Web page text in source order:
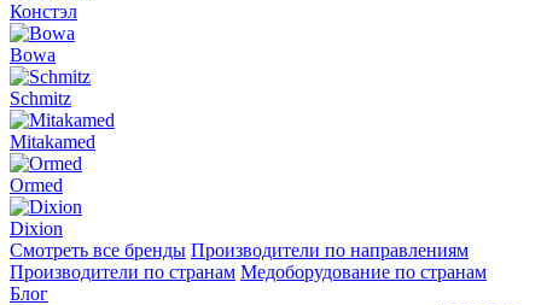
Констэл
Bowa
Schmitz
Mitakamed
Ormed
Dixion
Смотреть все бренды Производители по направлениям
Производители по странам Медоборудование по странам
Блог